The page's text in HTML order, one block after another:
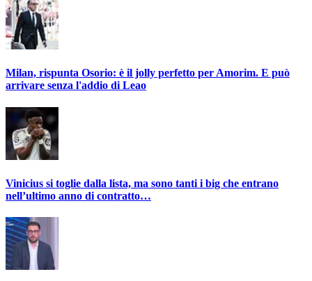
Milan, rispunta Osorio: è il jolly perfetto per Amorim. E può
arrivare senza l'addio di Leao
Vinicius si toglie dalla lista, ma sono tanti i big che entrano
nell’ultimo anno di contratto…